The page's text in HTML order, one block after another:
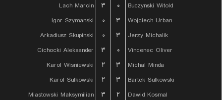
Lach Marcin
۳ ۰
Buczynski Witold
Igor Szymanski
۰ ۳
Wojciech Urban
Arkadiusz Skupinski
۰ ۳
Jerzy Michalik
Cichocki Aleksander
۳ ۰
Vincenec Oliver
Karol Wisniewski
۲ ۳
Michal Minda
Karol Sulkowski
۲ ۳
Bartek Sulkowski
Miastowski Maksymilian
۳ ۲
Dawid Kosmal